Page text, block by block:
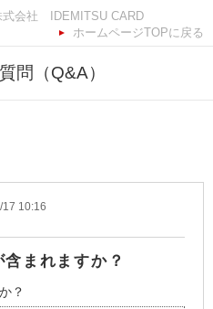
ホームページTOPに戻る
問（Q&A）
17 10:16
まれますか？
？